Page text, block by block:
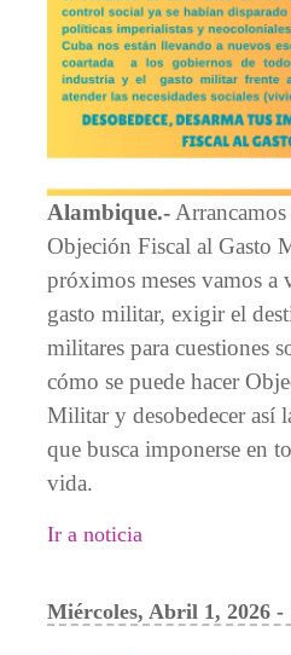
Alambique.-
Objeción Fiscal al Gasto
próximos meses vamos
gasto militar, exigir el
militares para cuestiones
cómo se puede hacer
Militar y desobedecer así
que busca imponerse en
vida.
Ir a noticia
Miércoles, Abril 1, 2026 -